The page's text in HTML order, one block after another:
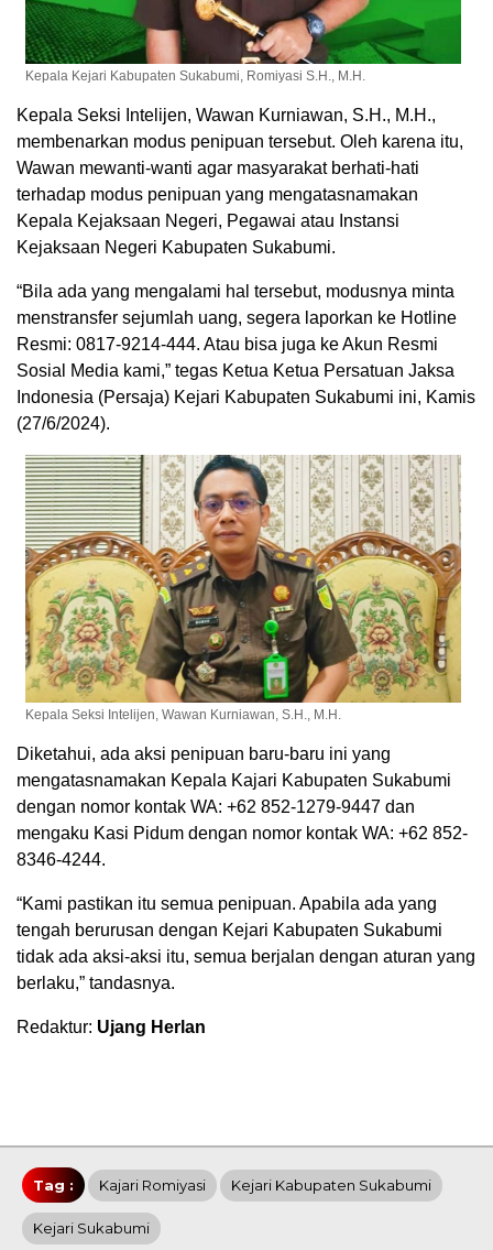
Kepala Kejari Kabupaten Sukabumi, Romiyasi S.H., M.H.
Kepala Seksi Intelijen, Wawan Kurniawan, S.H., M.H.,
membenarkan modus penipuan tersebut. Oleh karena itu,
Wawan mewanti-wanti agar masyarakat berhati-hati
terhadap modus penipuan yang mengatasnamakan
Kepala Kejaksaan Negeri, Pegawai atau Instansi
Kejaksaan Negeri Kabupaten Sukabumi.
“Bila ada yang mengalami hal tersebut, modusnya minta
menstransfer sejumlah uang, segera laporkan ke Hotline
Resmi: 0817-9214-444. Atau bisa juga ke Akun Resmi
Sosial Media kami,” tegas Ketua Ketua Persatuan Jaksa
Indonesia (Persaja) Kejari Kabupaten Sukabumi ini, Kamis
(27/6/2024).
Kepala Seksi Intelijen, Wawan Kurniawan, S.H., M.H.
Diketahui, ada aksi penipuan baru-baru ini yang
mengatasnamakan Kepala Kajari Kabupaten Sukabumi
dengan nomor kontak WA: +62 852-1279-9447 dan
mengaku Kasi Pidum dengan nomor kontak WA: +62 852-
8346-4244.
“Kami pastikan itu semua penipuan. Apabila ada yang
tengah berurusan dengan Kejari Kabupaten Sukabumi
tidak ada aksi-aksi itu, semua berjalan dengan aturan yang
berlaku,” tandasnya.
Redaktur: Ujang Herlan
Tag : Kajari Romiyasi Kejari Kabupaten Sukabumi
Kejari Sukabumi